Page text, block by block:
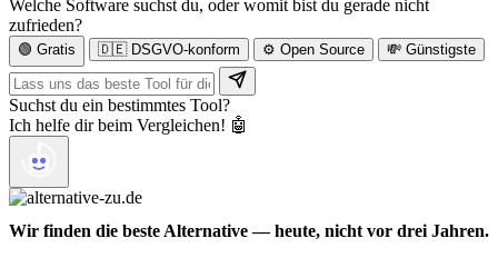
Welche Software suchst du, oder womit bist du gerade nicht
zufrieden?
🟢 Gratis 🇩🇪 DSGVO-konform ⚙️ Open Source 💸 Günstigste
Suchst du ein bestimmtes Tool?
Ich helfe dir beim Vergleichen! 🤖
Wir finden die beste Alternative — heute, nicht vor drei Jahren.